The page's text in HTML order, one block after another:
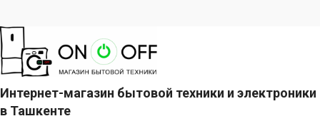
Интернет-магазин бытовой техники и электроники
в Ташкенте